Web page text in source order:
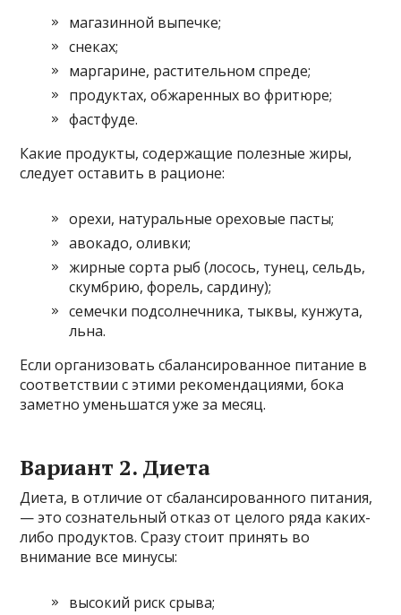
магазинной выпечке;
снеках;
маргарине, растительном спреде;
продуктах, обжаренных во фритюре;
фастфуде.
Какие продукты, содержащие полезные жиры,
следует оставить в рационе:
орехи, натуральные ореховые пасты;
авокадо, оливки;
жирные сорта рыб (лосось, тунец, сельдь,
скумбрию, форель, сардину);
семечки подсолнечника, тыквы, кунжута,
льна.
Если организовать сбалансированное питание в
соответствии с этими рекомендациями, бока
заметно уменьшатся уже за месяц.
Вариант 2. Диета
Диета, в отличие от сбалансированного питания,
— это сознательный отказ от целого ряда каких-
либо продуктов. Сразу стоит принять во
внимание все минусы:
высокий риск срыва;